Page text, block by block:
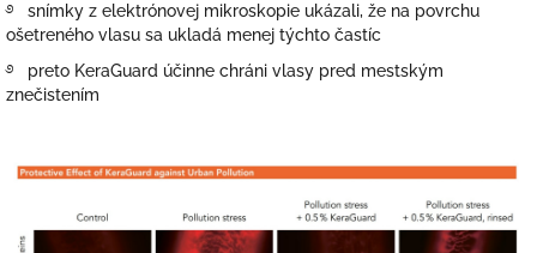
࿔ snímky z elektrónovej mikroskopie ukázali, že na povrchu
ošetreného vlasu sa ukladá menej týchto častíc
࿔ preto KeraGuard účinne chráni vlasy pred mestským
znečistením